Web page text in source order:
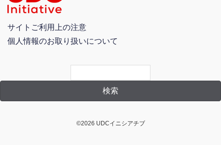
サイトご利用上の注意
個人情報のお取り扱いについて
©2026 UDCイニシアチブ